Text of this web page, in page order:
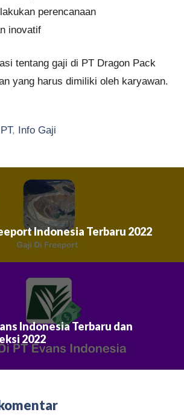
perencanaan
inovatif
tentang gaji di PT Dragon Pack
yang harus dimiliki oleh karyawan.
, Info Gaji
Indonesia Terbaru 2022
Indonesia Terbaru dan
2022